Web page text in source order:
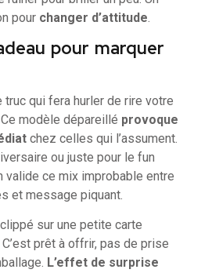
pour changer d’attitude
pour marquer
truc qui fera hurler de rire votre
modèle dépareillé provoque
chez celles qui l’assument.
ou juste pour le fun
valide ce mix improbable entre
et message piquant.
sur une petite carte
prêt à offrir, pas de prise
L’effet de surprise